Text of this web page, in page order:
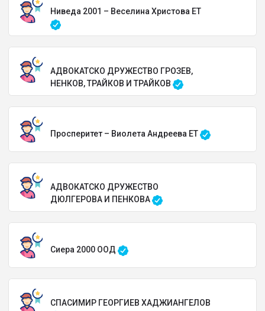
Ниведа 2001 – Веселина Христова ЕТ
АДВОКАТСКО ДРУЖЕСТВО ГРОЗЕВ,
НЕНКОВ, ТРАЙКОВ И ТРАЙКОВ
Просперитет – Виолета Андреева ЕТ
АДВОКАТСКО ДРУЖЕСТВО
ДЮЛГЕРОВА И ПЕНКОВА
Сиера 2000 ООД
СПАСИМИР ГЕОРГИЕВ ХАДЖИАНГЕЛОВ